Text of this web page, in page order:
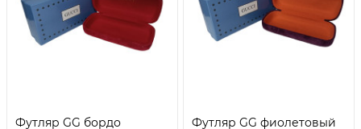
Футляр GG бордо Футляр GG фиолетовый